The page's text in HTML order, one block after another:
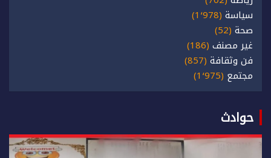
سياسة (1٬978)
صحة (52)
غير مصنف (186)
فن وثقافة (857)
مجتمع (1٬975)
حوادث